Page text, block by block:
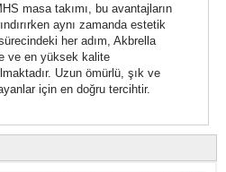
masa takımı, bu avantajların
aynı zamanda estetik
her adım, Akbrella
ve en yüksek kalite
Uzun ömürlü, şık ve
için en doğru tercihtir.